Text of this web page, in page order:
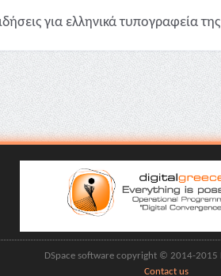
για ελληνικά τυπογραφεία
DSpace software copyright © 2014-2015
Contact us